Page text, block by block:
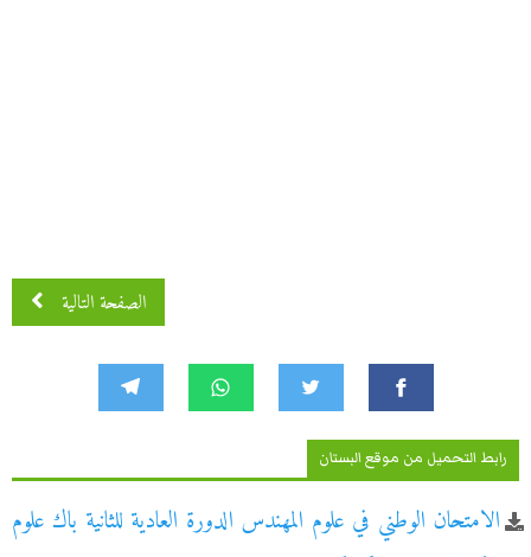
الصفحة التالية
رابط التحميل من موقع البستان
الامتحان الوطني في علوم المهندس الدورة العادية للثانية باك علوم